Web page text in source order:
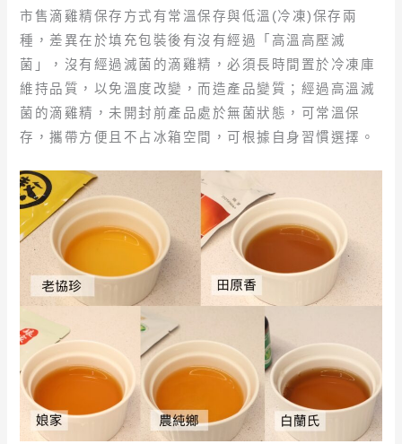
市售滴雞精保存方式有常溫保存與低溫(冷凍)保存兩
種，差異在於填充包裝後有沒有經過「高溫高壓滅
菌」，沒有經過滅菌的滴雞精，必須長時間置於冷凍庫
維持品質，以免溫度改變，而造產品變質；經過高溫滅
菌的滴雞精，未開封前產品處於無菌狀態，可常溫保
存，攜帶方便且不占冰箱空間，可根據自身習慣選擇。